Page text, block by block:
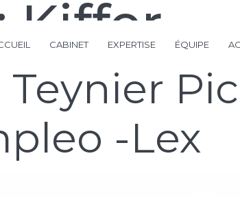
CABINET EXPERTISE ÉQUIPE
Kiffer
-Lex